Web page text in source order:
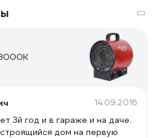
14.09.2016
3й год и в гараже и на даче.
дом на первую